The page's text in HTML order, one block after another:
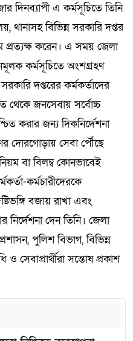
দিনব্যাপী এ কর্মসূচিতে তিনি
থানাসহ বিভিন্ন সরকারি দপ্তর
প্রত্যক্ষ করেন। এ সময় জেলা
কর্মসূচিতে অংশগ্রহণ
দপ্তরের কর্মকর্তাদের
থেকে জনসেবায় সর্বোচ্চ
করার জন্য দিকনির্দেশনা
দোরগোড়ায় সেবা পৌঁছে
বা বিলম্ব কোনভাবেই
কর্মচারীদেরকে
বজায় রাখা এবং
নির্দেশনা দেন তিনি। জেলা
পুলিশ বিভাগ, বিভিন্ন
ও সেবাপ্রার্থীরা সন্তোষ প্রকাশ